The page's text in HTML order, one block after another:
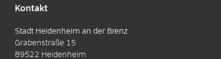
Kontakt
Stadt Heidenheim an der Brenz
Grabenstraße 15
89522 Heidenheim